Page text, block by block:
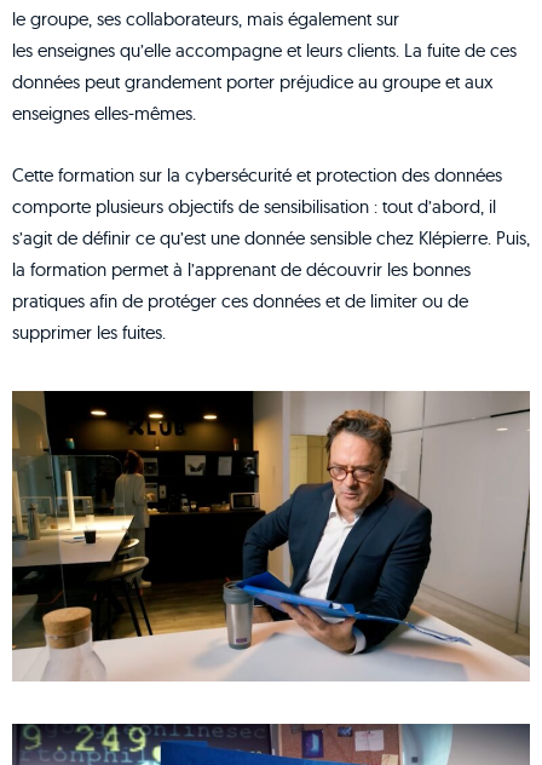
le groupe, ses collaborateurs, mais également sur
les enseignes qu’elle accompagne et leurs clients. La fuite de ces
données peut grandement porter préjudice au groupe et aux
enseignes elles-mêmes.
Cette formation sur la cybersécurité et protection des données
comporte plusieurs objectifs de sensibilisation : tout d’abord, il
s’agit de définir ce qu’est une donnée sensible chez Klépierre. Puis,
la formation permet à l’apprenant de découvrir les bonnes
pratiques afin de protéger ces données et de limiter ou de
supprimer les fuites.